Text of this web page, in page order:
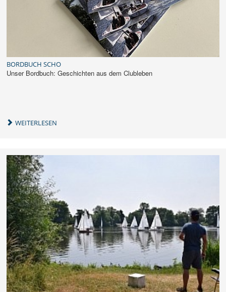
BORDBUCH SCHO
Unser Bordbuch: Geschichten aus dem Clubleben
WEITERLESEN